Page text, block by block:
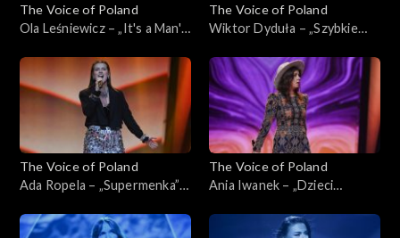
The Voice of Poland
Ola Leśniewicz – „It's a Man's
Voice of Poland”, Live, 16
listopada 2024
The Voice of Poland
Wiktor Dyduła – „Szybkie
Poland”, Live, 16 listopada
2024
The Voice of Poland
Ada Ropela – „Supermenka”;
16 listopada 2024
The Voice of Poland
Ania Iwanek – „Dzieci
Poland”, Live, 16 listopada